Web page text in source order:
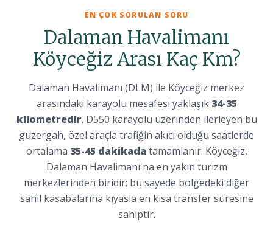
EN ÇOK SORULAN SORU
Dalaman Havalimanı
Köyceğiz Arası Kaç Km?
Dalaman Havalimanı (DLM) ile Köyceğiz merkez
arasındaki karayolu mesafesi yaklaşık 34-35
kilometredir. D550 karayolu üzerinden ilerleyen bu
güzergah, özel araçla trafiğin akıcı olduğu saatlerde
ortalama 35-45 dakikada tamamlanır. Köyceğiz,
Dalaman Havalimanı'na en yakın turizm
merkezlerinden biridir; bu sayede bölgedeki diğer
sahil kasabalarına kıyasla en kısa transfer süresine
sahiptir.